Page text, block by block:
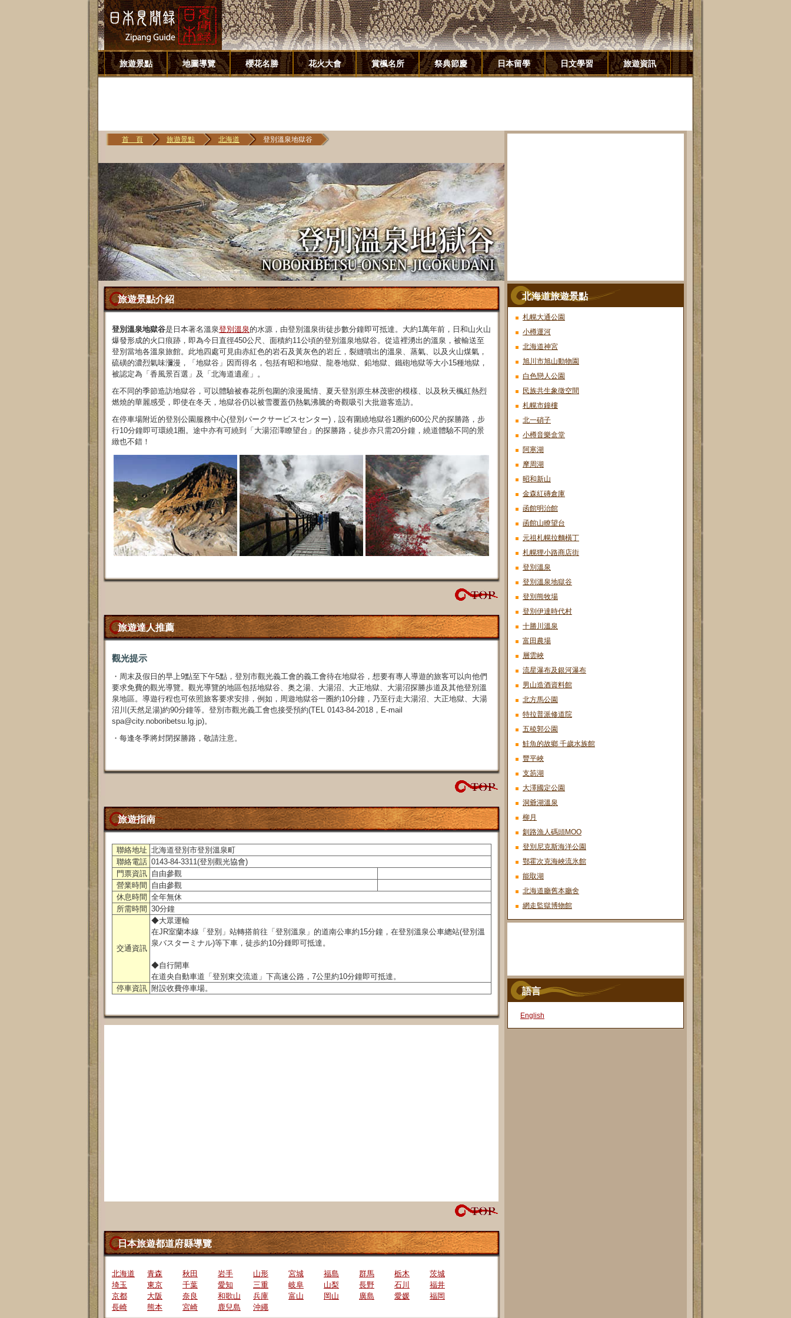
旅遊景點 地圖導覽 櫻花名勝 花火大會 賞楓名所 祭典節慶 日本留學 日文學習 旅遊資訊
首 頁 旅遊景點 北海道 登別溫泉地獄谷
旅遊景點介紹
登別溫泉地獄谷是日本著名溫泉登別溫泉的水源，由登別溫泉街徒步數分鐘即可抵達。大約1萬年前，日和山火山
爆發形成的火口痕跡，即為今日直徑450公尺、面積約11公頃的登別溫泉地獄谷。從這裡湧出的溫泉，被輸送至
登別當地各溫泉旅館。此地四處可見由赤紅色的岩石及黃灰色的岩丘，裂縫噴出的溫泉、蒸氣、以及火山煤氣，
硫磺的濃烈氣味瀰漫，「地獄谷」因而得名，包括有昭和地獄、龍巻地獄、鉛地獄、鐵砲地獄等大小15種地獄，
被認定為「香風景百選」及「北海道遺産」。
在不同的季節造訪地獄谷，可以體驗被春花所包圍的浪漫風情、夏天登別原生林茂密的模樣、以及秋天楓紅熱烈
燃燒的華麗感受，即使在冬天，地獄谷仍以被雪覆蓋仍熱氣沸騰的奇觀吸引大批遊客造訪。
在停車場附近的登別公園服務中心(登別パークサービスセンター)，設有圍繞地獄谷1圈約600公尺的探勝路，步
行10分鐘即可環繞1圈。途中亦有可繞到「大湯沼澤瞭望台」的探勝路，徒步亦只需20分鐘，繞道體驗不同的景
緻也不錯！
旅遊達人推薦
觀光提示
・周末及假日的早上9點至下午5點，登別市觀光義工會的義工會待在地獄谷，想要有專人導遊的旅客可以向他們
要求免費的觀光導覽。觀光導覽的地區包括地獄谷、奥之湯、大湯沼、大正地獄、大湯沼探勝歩道及其他登別溫
泉地區。導遊行程也可依照旅客要求安排，例如，周遊地獄谷一圈約10分鐘，乃至行走大湯沼、大正地獄、大湯
沼川(天然足湯)約90分鐘等。登別市觀光義工會也接受預約(TEL 0143-84-2018，E-mail
spa@city.noboribetsu.lg.jp)。
・每逢冬季將封閉探勝路，敬請注意。
旅遊指南
聯絡地址 北海道登別市登別溫泉町
聯絡電話 0143-84-3311(登別觀光協會)
門票資訊 自由參觀
營業時間
自由參觀
休息時間 全年無休
所需時間 30分鐘
交通資訊
◆大眾運輸
在JR室蘭本線「登別」站轉搭前往「登別溫泉」的道南公車約15分鐘，在登別溫泉公車總站(登別溫
泉バスターミナル)等下車，徒歩約10分鍾即可抵達。
◆自行開車
在道央自動車道「登別東交流道」下高速公路，7公里約10分鐘即可抵達。
停車資訊 附設收費停車場。
日本旅遊都道府縣導覽
北海道 青森 秋田 岩手 山形 宮城 福島 群馬 栃木
茨城
埼玉
東京 千葉 愛知 三重 岐阜 山梨 長野 石川
福井
京都
大阪 奈良 和歌山 兵庫 富山 岡山 廣島 愛媛
福岡
長崎
熊本 宮崎 鹿兒島 沖繩
北海道旅遊景點
札幌大通公園
小樽運河
北海道神宮
旭川市旭山動物園
白色戀人公園
民族共生象徵空間
札幌市鐘樓
北一硝子
小樽音樂盒堂
阿寒湖
摩周湖
昭和新山
金森紅磚倉庫
函館明治館
函館山瞭望台
元祖札幌拉麵橫丁
札幌狸小路商店街
登別溫泉
登別溫泉地獄谷
登別熊牧場
登別伊達時代村
十勝川溫泉
富田農場
層雲峽
流星瀑布及銀河瀑布
男山造酒資料館
北方馬公園
特拉普派修道院
五稜郭公園
鮭魚的故鄉 千歲水族館
豐平峽
支笏湖
大澤國定公園
洞爺湖溫泉
柳月
釧路漁人碼頭MOO
登別尼克斯海洋公園
鄂霍次克海峽流氷館
能取湖
北海道廳舊本廳舍
網走監獄博物館
語言
English